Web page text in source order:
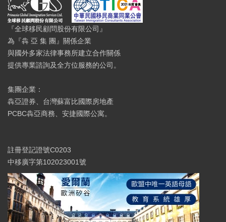
『全球移民顧問股份有限公司』
為『犇 亞 集 團』關係企業
與國外多家法律事務所建立合作關係
提供專業諮詢及全方位服務的公司。
集團企業：
犇亞證券、台灣蘇富比國際房地產
PCBC犇亞商務、安捷國際公寓。
註冊登記證號C0203
中移廣字第102023001號